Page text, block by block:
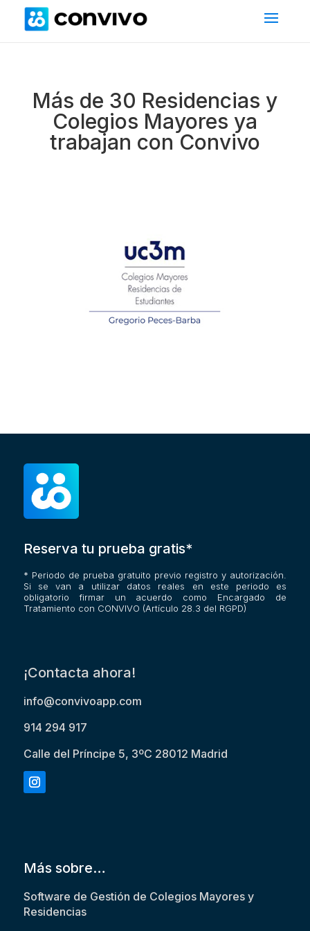
Más de 30 Residencias y
Colegios Mayores ya
trabajan con Convivo
Reserva tu prueba gratis*
* Periodo de prueba gratuito previo registro y autorización.
Si se van a utilizar datos reales en este periodo es
obligatorio firmar un acuerdo como Encargado de
Tratamiento con CONVIVO (Artículo 28.3 del RGPD)
¡Contacta ahora!
info@convivoapp.com
914 294 917
Calle del Príncipe 5, 3ºC 28012 Madrid
Más sobre…
Software de Gestión de Colegios Mayores y
Residencias